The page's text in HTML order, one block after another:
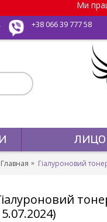
Ми
+38 066 39 777 58
ЛИЦО
Главная Гіалуроновий